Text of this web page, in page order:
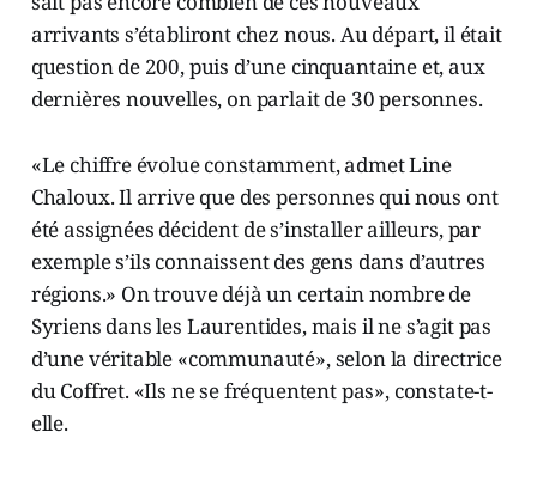
arrivants s’établiront chez nous. Au départ, il était
question de 200, puis d’une cinquantaine et, aux
dernières nouvelles, on parlait de 30 personnes.
«Le chiffre évolue constamment, admet Line
Chaloux. Il arrive que des personnes qui nous ont
été assignées décident de s’installer ailleurs, par
exemple s’ils connaissent des gens dans d’autres
régions.» On trouve déjà un certain nombre de
Syriens dans les Laurentides, mais il ne s’agit pas
d’une véritable «communauté», selon la directrice
du Coffret. «Ils ne se fréquentent pas», constate-t-
elle.